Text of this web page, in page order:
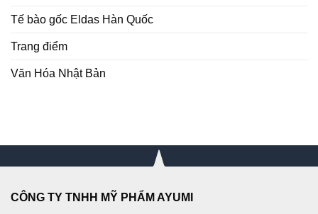
Tế bào gốc Eldas Hàn Quốc
Trang điểm
Văn Hóa Nhật Bản
CÔNG TY TNHH MỸ PHẨM AYUMI